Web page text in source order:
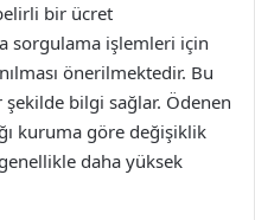
bir ücret
sorgulama işlemleri için
önerilmektedir. Bu
bilgi sağlar. Ödenen
kuruma göre değişiklik
daha yüksek